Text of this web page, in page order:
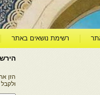
רשימת נושאים באתר
הזן